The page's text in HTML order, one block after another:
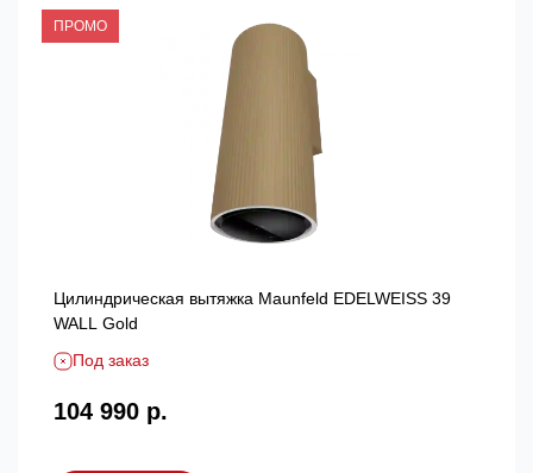
ПРОМО
Цилиндрическая вытяжка Maunfeld EDELWEISS 39
WALL Gold
Под заказ
104 990 р.